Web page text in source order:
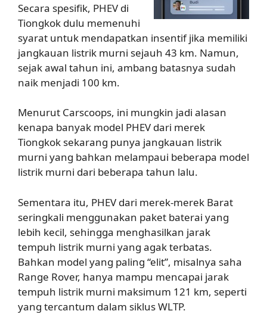
Secara spesifik, PHEV di
Tiongkok dulu memenuhi
syarat untuk mendapatkan insentif jika memiliki
jangkauan listrik murni sejauh 43 km. Namun,
sejak awal tahun ini, ambang batasnya sudah
naik menjadi 100 km.
Menurut Carscoops, ini mungkin jadi alasan
kenapa banyak model PHEV dari merek
Tiongkok sekarang punya jangkauan listrik
murni yang bahkan melampaui beberapa model
listrik murni dari beberapa tahun lalu.
Sementara itu, PHEV dari merek-merek Barat
seringkali menggunakan paket baterai yang
lebih kecil, sehingga menghasilkan jarak
tempuh listrik murni yang agak terbatas.
Bahkan model yang paling “elit”, misalnya saha
Range Rover, hanya mampu mencapai jarak
tempuh listrik murni maksimum 121 km, seperti
yang tercantum dalam siklus WLTP.